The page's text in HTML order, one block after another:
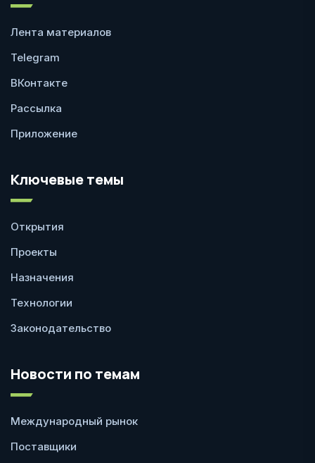
Лента материалов
Telegram
ВКонтакте
Рассылка
Приложение
Ключевые темы
Открытия
Проекты
Назначения
Технологии
Законодательство
Новости по темам
Международный рынок
Поставщики